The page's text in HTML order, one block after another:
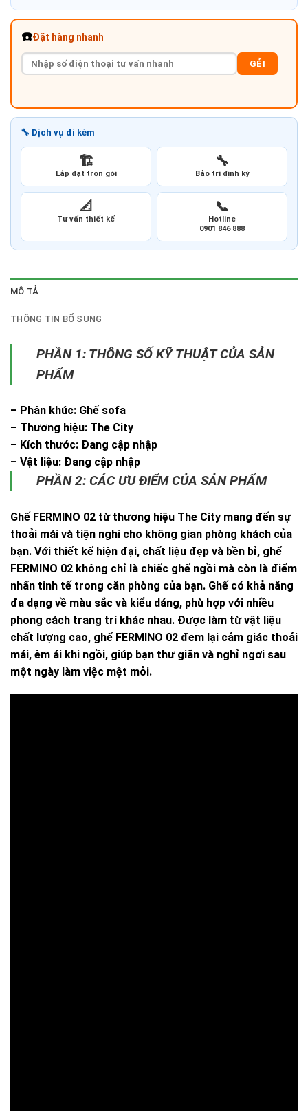
☎️Đặt hàng nhanh
GẺI
🔧 Dịch vụ đi kèm
🏗️
Lắp đặt trọn gói
🔧
Bảo trì định kỳ
📐
Tư vấn thiết kế
📞
Hotline
0901 846 888
MÔ TẢ
THÔNG TIN BỔ SUNG
PHẦN 1: THÔNG SỐ KỸ THUẬT CỦA SẢN
PHẨM
– Phân khúc: Ghế sofa
– Thương hiệu: The City
– Kích thước: Đang cập nhập
– Vật liệu: Đang cập nhập
PHẦN 2: CÁC ƯU ĐIỂM CỦA SẢN PHẨM
Ghế FERMINO 02 từ thương hiệu The City mang đến sự
thoải mái và tiện nghi cho không gian phòng khách của
bạn. Với thiết kế hiện đại, chất liệu đẹp và bền bỉ, ghế
FERMINO 02 không chỉ là chiếc ghế ngồi mà còn là điểm
nhấn tinh tế trong căn phòng của bạn. Ghế có khả năng
đa dạng về màu sắc và kiểu dáng, phù hợp với nhiều
phong cách trang trí khác nhau. Được làm từ vật liệu
chất lượng cao, ghế FERMINO 02 đem lại cảm giác thoải
mái, êm ái khi ngồi, giúp bạn thư giãn và nghỉ ngơi sau
một ngày làm việc mệt mỏi.